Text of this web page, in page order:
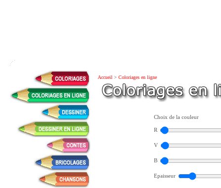
Accueil > Coloriages en ligne
Choix de la couleur
R
V
B
Epaisseur